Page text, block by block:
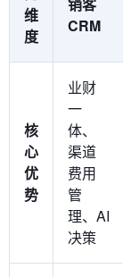
维
度
CRM
核
心
优
势
业财
一
体、
渠道
费用
管
理、AI
决策